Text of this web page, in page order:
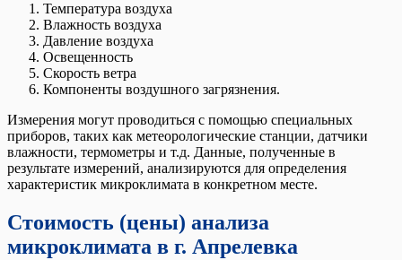
Температура воздуха
Влажность воздуха
Давление воздуха
Освещенность
Скорость ветра
Компоненты воздушного загрязнения.
Измерения могут проводиться с помощью специальных
приборов, таких как метеорологические станции, датчики
влажности, термометры и т.д. Данные, полученные в
результате измерений, анализируются для определения
характеристик микроклимата в конкретном месте.
Стоимость (цены) анализа
микроклимата в г. Апрелевка